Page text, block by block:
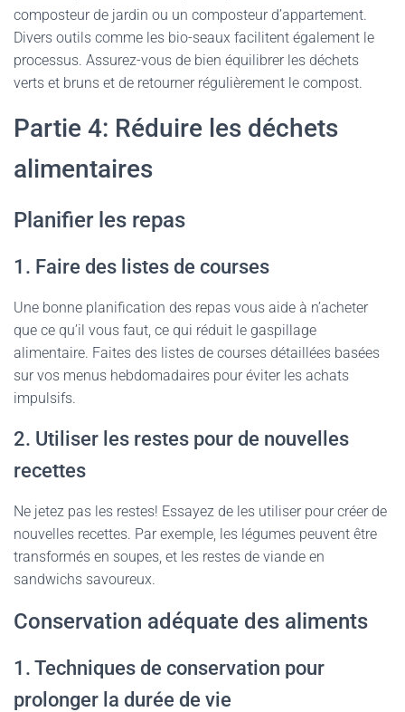
composteur de jardin ou un composteur d’appartement.
Divers outils comme les bio-seaux facilitent également le
processus. Assurez-vous de bien équilibrer les déchets
verts et bruns et de retourner régulièrement le compost.
Partie 4: Réduire les déchets
alimentaires
Planifier les repas
1. Faire des listes de courses
Une bonne planification des repas vous aide à n’acheter
que ce qu’il vous faut, ce qui réduit le gaspillage
alimentaire. Faites des listes de courses détaillées basées
sur vos menus hebdomadaires pour éviter les achats
impulsifs.
2. Utiliser les restes pour de nouvelles
recettes
Ne jetez pas les restes! Essayez de les utiliser pour créer de
nouvelles recettes. Par exemple, les légumes peuvent être
transformés en soupes, et les restes de viande en
sandwichs savoureux.
Conservation adéquate des aliments
1. Techniques de conservation pour
prolonger la durée de vie